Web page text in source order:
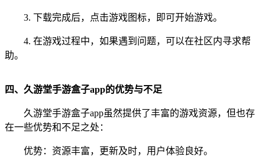
3. 下载完成后，点击游戏图标，即可开始游戏。
4. 在游戏过程中，如果遇到问题，可以在社区内寻求帮
助。
四、久游堂手游盒子app的优势与不足
久游堂手游盒子app虽然提供了丰富的游戏资源，但也存
在一些优势和不足之处：
优势：资源丰富，更新及时，用户体验良好。